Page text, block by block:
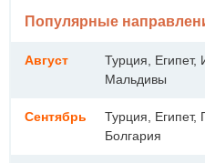
Популярные
Август
Турция, Египет,
Мальдивы
Сентябрь
Турция, Египет,
Болгария